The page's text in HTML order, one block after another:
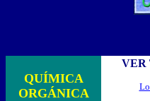
QUÍMICA
ORGÁNICA
VER